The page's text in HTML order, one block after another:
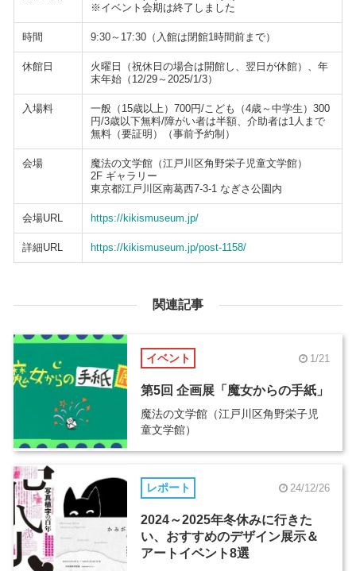
※イベント会期は終了しました
時間 9:30～17:30（入館は閉館1時間前まで）
休館日
火曜日（祝休日の場合は開館し、翌日が休館）、年
末年始（12/29～2025/1/3）
入場料
一般（15歳以上）700円/こども（4歳～中学生）300
円/3歳以下無料/障がい者は半額、介助者は1人まで
無料（要証明）（事前予約制）
会場
魔法の文学館（江戸川区角野栄子児童文学館）
2F ギャラリー
東京都江戸川区南葛西7-3-1 なぎさ公園内
会場URL https://kikismuseum.jp/
詳細URL https://kikismuseum.jp/post-1158/
関連記事
イベント 1/21
第5回 企画展「魔女からの手紙」
魔法の文学館（江戸川区角野栄子児
童文学館）
レポート 24/12/26
2024～2025年冬休みに行きた
い、おすすめのデザイン展示＆
アートイベント8選